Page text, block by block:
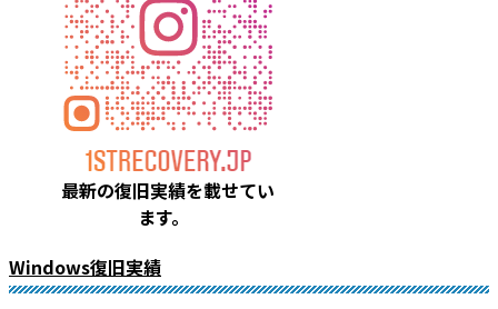
最新の復旧実績を載せてい
ます。
Windows復旧実績